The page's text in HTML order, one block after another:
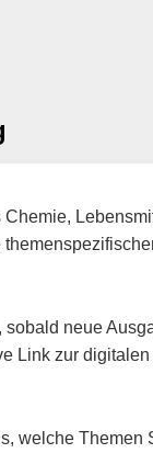
neue
Link zur digitalen
welche Themen